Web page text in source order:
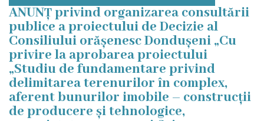
investițională
Primăria
Primarul
Viceprimarii
ANUNȚ privind organizarea consultării
publice a proiectului de Decizie al
Consiliului orășenesc Dondușeni „Cu
privire la aprobarea proiectului
„Studiu de fundamentare privind
delimitarea terenurilor în complex,
aferent bunurilor imobile – construcții
de producere și tehnologice,